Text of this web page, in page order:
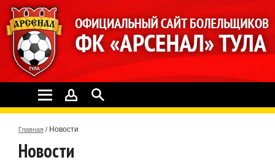
Главная / Новости
Новости